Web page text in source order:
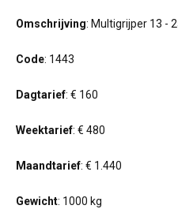
Omschrijving: Multigrijper 13 -
Code: 1443
Dagtarief: € 160
Weektarief: € 480
Maandtarief: € 1.440
Gewicht: 1000 kg